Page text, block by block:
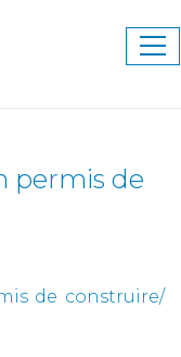
permis de
de construire/